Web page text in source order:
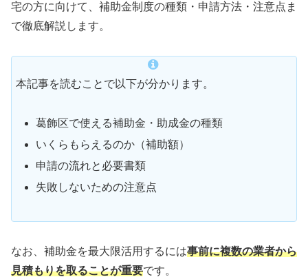
宅の方に向けて、補助金制度の種類・申請方法・注意点ま
で徹底解説します。
本記事を読むことで以下が分かります。
葛飾区で使える補助金・助成金の種類
いくらもらえるのか（補助額）
申請の流れと必要書類
失敗しないための注意点
なお、補助金を最大限活用するには事前に複数の業者から
見積もりを取ることが重要です。